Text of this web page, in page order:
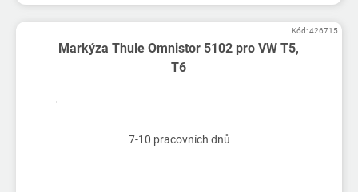
Markýza Thule Omnistor 5102 pro VW T5,
T6
7-10 pracovních dnů
Kód:426715